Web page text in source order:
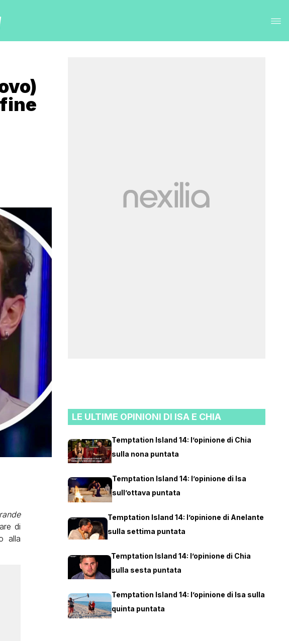
di
alla
LE ULTIME OPINIONI DI ISA E CHIA
Temptation Island 14: l’opinione di Chia
sulla nona puntata
Temptation Island 14: l’opinione di Isa
sull’ottava puntata
Temptation Island 14: l’opinione di Anelante
sulla settima puntata
Temptation Island 14: l’opinione di Chia
sulla sesta puntata
Temptation Island 14: l’opinione di Isa sulla
quinta puntata